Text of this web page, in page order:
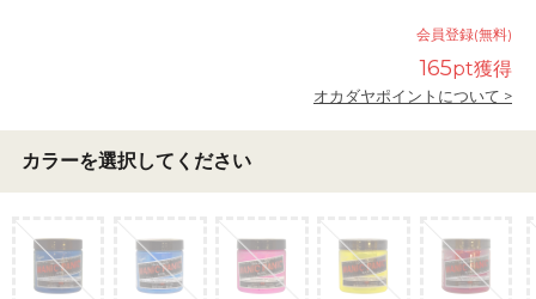
会員登録(無料)
165pt獲得
オカダヤポイントについて >
カラーを選択してください